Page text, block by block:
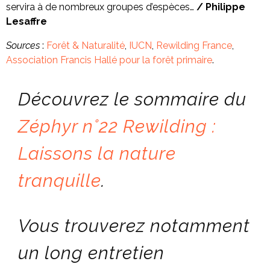
servira à de nombreux groupes d’espèces… / Philippe
Lesaffre
Sources : Forêt & Naturalité, IUCN, Rewilding France,
Association Francis Hallé pour la forêt primaire.
Découvrez le sommaire du
Zéphyr n°22 Rewilding :
Laissons la nature
tranquille.
Vous trouverez notamment
un long entretien